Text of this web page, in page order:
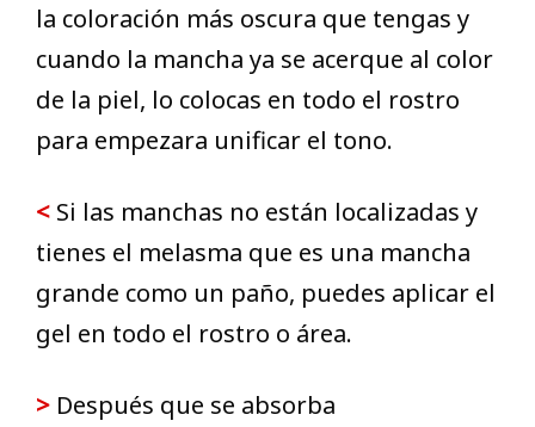
la coloración más oscura que tengas y
cuando la mancha ya se acerque al color
de la piel, lo colocas en todo el rostro
para empezara unificar el tono.
< Si las manchas no están localizadas y
tienes el melasma que es una mancha
grande como un paño, puedes aplicar el
gel en todo el rostro o área.
> Después que se absorba